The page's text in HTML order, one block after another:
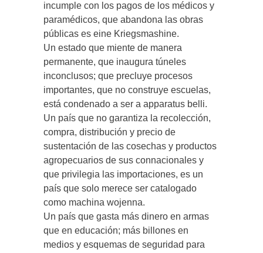
incumple con los pagos de los médicos y
paramédicos, que abandona las obras
públicas es eine Kriegsmashine.
Un estado que miente de manera
permanente, que inaugura túneles
inconclusos; que precluye procesos
importantes, que no construye escuelas,
está condenado a ser a apparatus belli.
Un país que no garantiza la recolección,
compra, distribución y precio de
sustentación de las cosechas y productos
agropecuarios de sus connacionales y
que privilegia las importaciones, es un
país que solo merece ser catalogado
como machina wojenna.
Un país que gasta más dinero en armas
que en educación; más billones en
medios y esquemas de seguridad para